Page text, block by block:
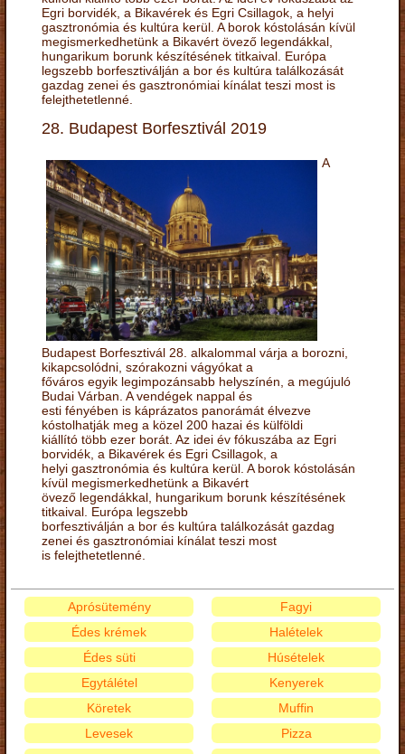
Egri borvidék, a Bikavérek és Egri Csillagok, a helyi
gasztronómia és kultúra kerül. A borok kóstolásán kívül
megismerkedhetünk a Bikavért övező legendákkal,
hungarikum borunk készítésének titkaival. Európa
legszebb borfesztiválján a bor és kultúra találkozását
gazdag zenei és gasztronómiai kínálat teszi most is
felejthetetlenné.
28. Budapest Borfesztivál 2019
A
Budapest Borfesztivál 28. alkalommal várja a borozni,
kikapcsolódni, szórakozni vágyókat a
főváros egyik legimpozánsabb helyszínén, a megújuló
Budai Várban. A vendégek nappal és
esti fényében is káprázatos panorámát élvezve
kóstolhatják meg a közel 200 hazai és külföldi
kiállító több ezer borát. Az idei év fókuszába az Egri
borvidék, a Bikavérek és Egri Csillagok, a
helyi gasztronómia és kultúra kerül. A borok kóstolásán
kívül megismerkedhetünk a Bikavért
övező legendákkal, hungarikum borunk készítésének
titkaival. Európa legszebb
borfesztiválján a bor és kultúra találkozását gazdag
zenei és gasztronómiai kínálat teszi most
is felejthetetlenné.
Aprósütemény
Édes krémek
Édes süti
Egytálétel
Fagyi
Halételek
Húsételek
Kenyerek
Köretek
Levesek
Muffin
Pizza